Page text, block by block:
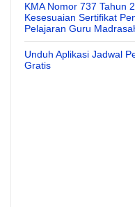
KMA Nomor 737 Tahun
Kesesuaian Sertifikat
Pelajaran Guru
Unduh Aplikasi Jadwal
Gratis